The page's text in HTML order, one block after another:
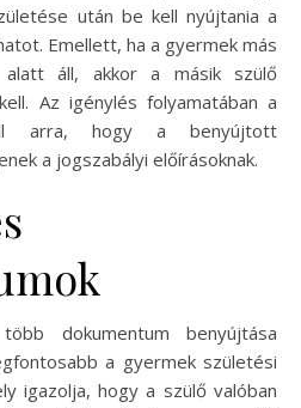
után be kell nyújtania a
Emellett, ha a gyermek más
áll, akkor a másik szülő
Az igénylés folyamatában a
arra, hogy a benyújtott
a jogszabályi előírásoknak.
dokumentum benyújtása
a gyermek születési
igazolja, hogy a szülő valóban